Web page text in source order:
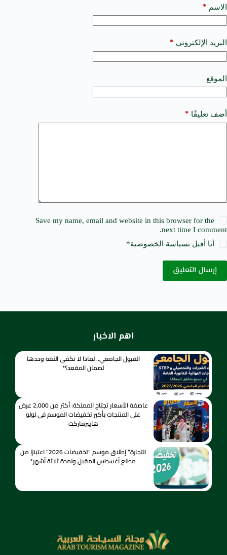
الاسم *
البريد الإلكتروني *
الموقع
أضف تعليقًا *
Save my name, email and website in this browser for the
next time I comment.
أنا أقبل بسياسة الخصوصية*
إرسال التعليق
t
e
a
t
i
e
:
اهم الاخبار
القبول الجامعي.. لماذا لا تكفي الثقة وحدها
لضمان المقعد؟*
عاصفة الأسعار تجتاح المملكة: أكثر من 2,000 عرض
على المنتجات بأكبر تخفيضات الموسم في لولو
هايبرماركت
التجارة” إطلاق موسم “تخفيضات 2026” اعتبارًا من
مطلع أغسطس المقبل ولمدة ثلاثة أشهر*